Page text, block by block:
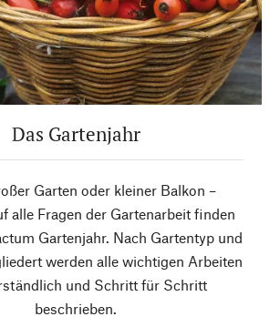
Das Gartenjahr
Garten oder kleiner Balkon –
alle Fragen der Gartenarbeit finden
Gartenjahr. Nach Gartentyp und
werden alle wichtigen Arbeiten
und Schritt für Schritt
beschrieben.